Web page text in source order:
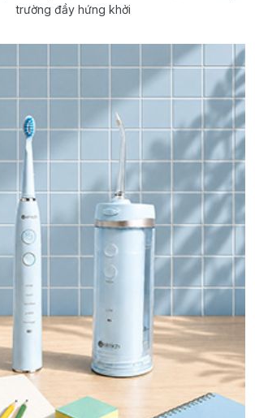
trường đầy hứng khởi